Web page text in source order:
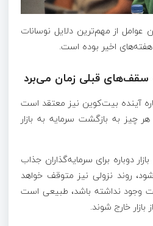
عوامل از مهم‌ترین دلایل نوسانات
اخیر بوده است.
قبلی زمان می‌برد
آینده بیت‌کوین نیز معتقد است
چیز به بازگشت سرمایه به بازار
دوباره برای سرمایه‌گذاران جذاب
روند نزولی نیز متوقف خواهد
وجود نداشته باشد، طبیعی است
خارج شوند.